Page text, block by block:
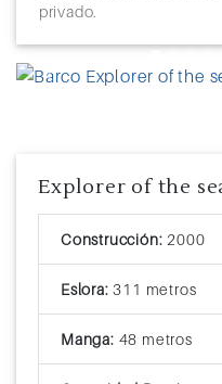
privado.
Previous
Explorer of the
Construcción: 2000
Eslora: 311 metros
Manga: 48 metros